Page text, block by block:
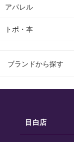
アパレル
トポ・本
ブランドから探す
目白店